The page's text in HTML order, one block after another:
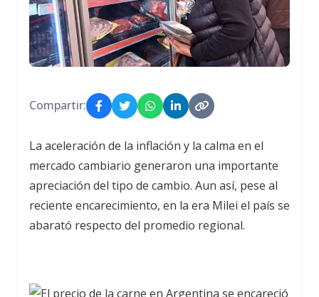
Compartir:
La aceleración de la inflación y la calma en el
mercado cambiario generaron una importante
apreciación del tipo de cambio. Aun así, pese al
reciente encarecimiento, en la era Milei el país se
abarató respecto del promedio regional.